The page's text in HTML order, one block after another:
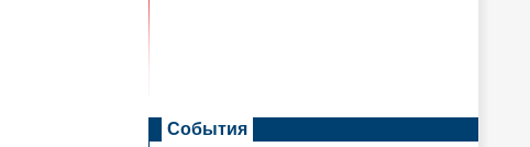
События